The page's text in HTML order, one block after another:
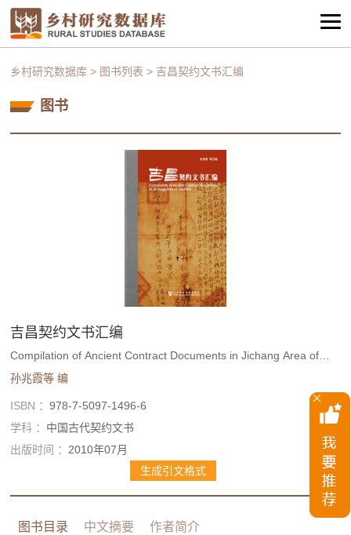
乡村研究数据库 > 图书列表 > 吉昌契约文书汇编
图书
吉昌契约文书汇编
Compilation of Ancient Contract Documents in Jichang Area of
Guizhou
孙兆霞等编
ISBN ：978-7-5097-1496-6
学科 ： 中国古代契约文书
出版时间 ：2010年07月
生成引文格式
图书目录 中文摘要 作者简介